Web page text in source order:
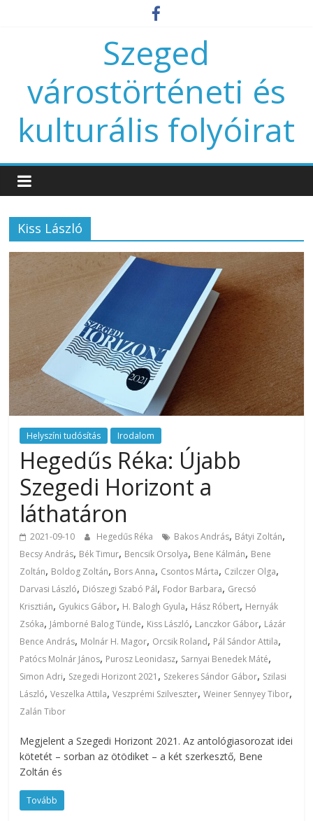
Szeged
várostörténeti és
kulturális folyóirat
Kiss László
Helyszíni tudósítás Irodalom
Hegedűs Réka: Újabb
Szegedi Horizont a
láthatáron
2021-09-10 Hegedűs Réka Bakos András, Bátyi Zoltán,
Becsy András, Bék Timur, Bencsik Orsolya, Bene Kálmán, Bene
Zoltán, Boldog Zoltán, Bors Anna, Csontos Márta, Czilczer Olga,
Darvasi László, Diószegi Szabó Pál, Fodor Barbara, Grecsó
Krisztián, Gyukics Gábor, H. Balogh Gyula, Hász Róbert, Hernyák
Zsóka, Jámborné Balog Tünde, Kiss László, Lanczkor Gábor, Lázár
Bence András, Molnár H. Magor, Orcsik Roland, Pál Sándor Attila,
Patócs Molnár János, Purosz Leonidasz, Sarnyai Benedek Máté,
Simon Adri, Szegedi Horizont 2021 , Szekeres Sándor Gábor, Szilasi
László,Veszelka Attila,Veszprémi Szilveszter,Weiner Sennyey Tibor,
Zalán Tibor
Megjelent a Szegedi Horizont 2021. Az antológiasorozat idei
kötetét – sorban az ötödiket – a két szerkesztő, Bene
Zoltán és
Tovább